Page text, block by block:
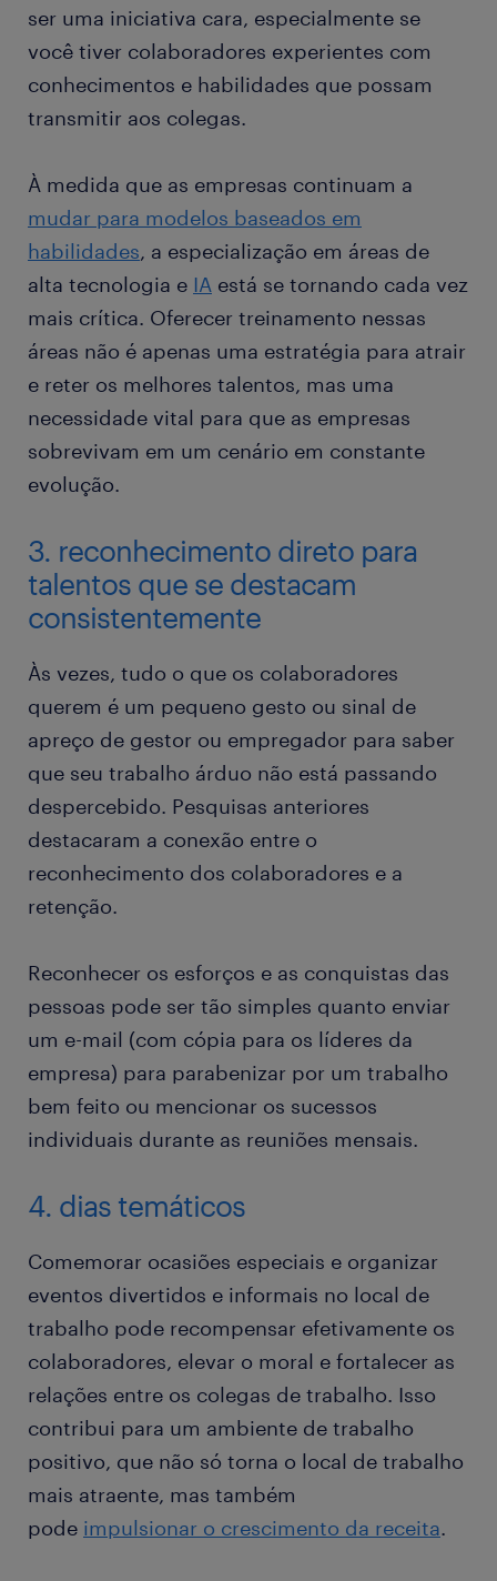
ser uma iniciativa cara, especialmente se
você tiver colaboradores experientes com
conhecimentos e habilidades que possam
transmitir aos colegas.
À medida que as empresas continuam a
mudar para modelos baseados em
habilidades, a especialização em áreas de
alta tecnologia e IA está se tornando cada vez
mais crítica. Oferecer treinamento nessas
áreas não é apenas uma estratégia para atrair
e reter os melhores talentos, mas uma
necessidade vital para que as empresas
sobrevivam em um cenário em constante
evolução.
3. reconhecimento direto para
talentos que se destacam
consistentemente
Às vezes, tudo o que os colaboradores
querem é um pequeno gesto ou sinal de
apreço de gestor ou empregador para saber
que seu trabalho árduo não está passando
despercebido. Pesquisas anteriores
destacaram a conexão entre o
reconhecimento dos colaboradores e a
retenção.
Reconhecer os esforços e as conquistas das
pessoas pode ser tão simples quanto enviar
um e-mail (com cópia para os líderes da
empresa) para parabenizar por um trabalho
bem feito ou mencionar os sucessos
individuais durante as reuniões mensais.
4. dias temáticos
Comemorar ocasiões especiais e organizar
eventos divertidos e informais no local de
trabalho pode recompensar efetivamente os
colaboradores, elevar o moral e fortalecer as
relações entre os colegas de trabalho. Isso
contribui para um ambiente de trabalho
positivo, que não só torna o local de trabalho
mais atraente, mas também
pode impulsionar o crescimento da receita.